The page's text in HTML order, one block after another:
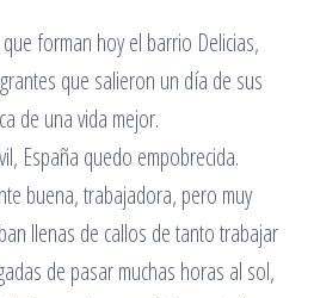
forman hoy el barrio Delicias,
que salieron un día de sus
de una vida mejor.
España quedo empobrecida.
buena, trabajadora, pero muy
llenas de callos de tanto trabajar
de pasar muchas horas al sol,